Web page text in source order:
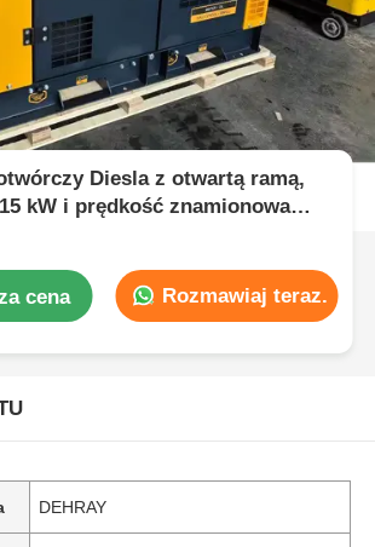
Diesla z otwartą ramą,
kW i prędkość znamionowa
cena Rozmawiaj teraz.
DEHRAY